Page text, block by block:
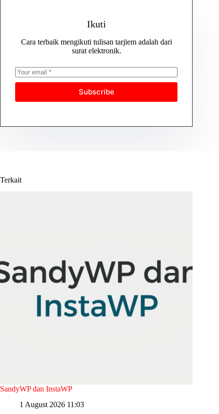
Ikuti
Cara terbaik mengikuti tulisan tarjiem adalah dari
surat elektronik.
Subscribe
Terkait
SandyWP dan InstaWP
1 August 2026 11:03